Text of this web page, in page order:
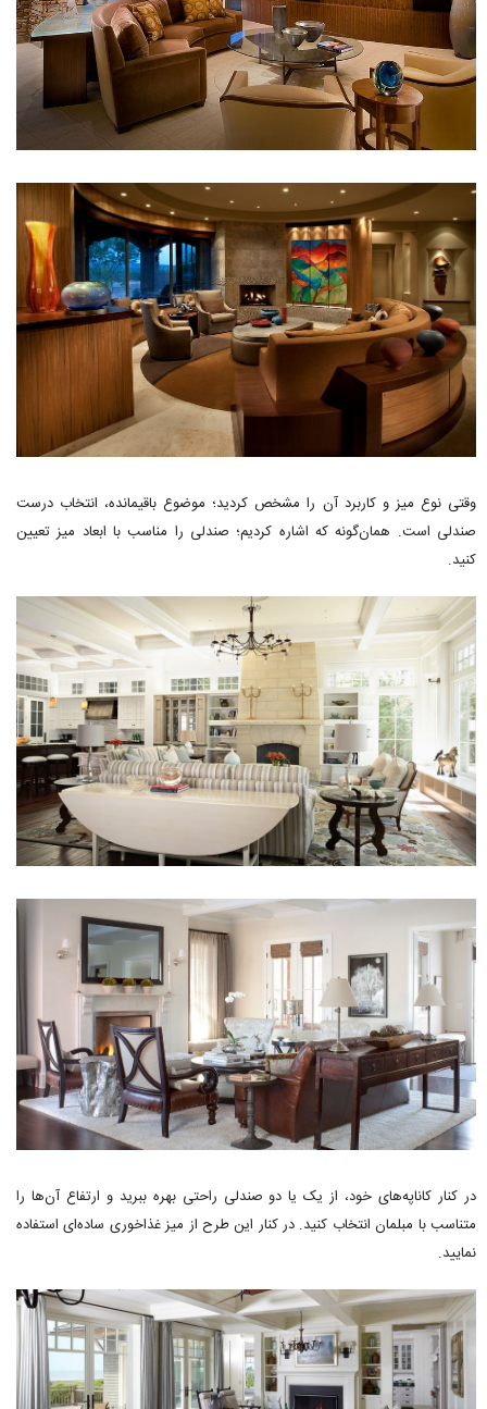
وقتی نوع میز و کاربرد آن را مشخص کردید؛ موضوع باقیمانده، انتخاب درست
صندلی است. همان‌گونه که اشاره کردیم؛ صندلی را مناسب با ابعاد میز تعیین
کنید.
در کنار کاناپه‌های خود، از یک یا دو صندلی راحتی بهره ببرید و ارتفاع آن‌ها را
متناسب با مبلمان انتخاب کنید. در کنار این طرح از میز غذاخوری ساده‌ای استفاده
نمایید.